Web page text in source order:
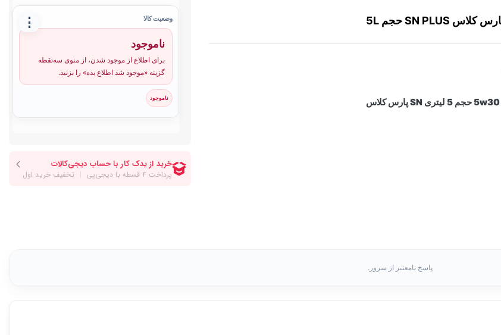
حجم 5 لیتری SN پارس کلاس
⋮ وضعیت کالا
ناموجود
برای اطلاع از موجود شدن، از منوی سه‌نقطه
گزینه «موجود شد اطلاع بده» را بزنید.
ناموجود
پاسخ نامعتبر از سرور.